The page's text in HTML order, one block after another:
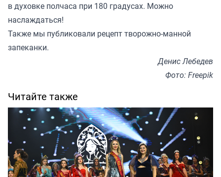
в духовке полчаса при 180 градусах. Можно
наслаждаться!
Также мы публиковали рецепт творожно-манной
запеканки.
Денис Лебедев
Фото: Freepik
Читайте также